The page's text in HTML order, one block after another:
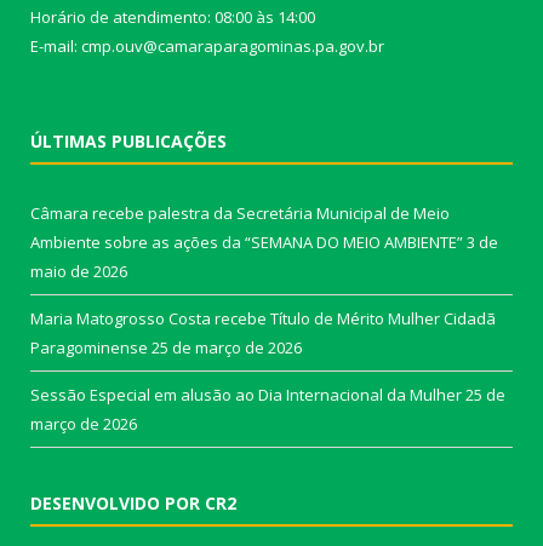
Horário de atendimento: 08:00 às 14:00
E-mail: cmp.ouv@camaraparagominas.pa.gov.br
ÚLTIMAS PUBLICAÇÕES
Câmara recebe palestra da Secretária Municipal de Meio
Ambiente sobre as ações da “SEMANA DO MEIO AMBIENTE”3 de
maio de 2026
Maria Matogrosso Costa recebe Título de Mérito Mulher Cidadã
Paragominense 25 de março de 2026
Sessão Especial em alusão ao Dia Internacional da Mulher25 de
março de 2026
DESENVOLVIDO POR CR2